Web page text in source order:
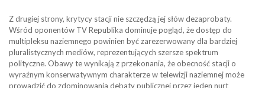
Z drugiej strony, krytycy stacji nie szczędzą jej słów dezaprobaty.
Wśród oponentów TV Republika dominuje pogląd, że dostęp do
multipleksu naziemnego powinien być zarezerwowany dla bardziej
pluralistycznych mediów, reprezentujących szersze spektrum
polityczne. Obawy te wynikają z przekonania, że obecność stacji o
wyraźnym konserwatywnym charakterze w telewizji naziemnej może
prowadzić do zdominowania debaty publicznej przez jeden nurt